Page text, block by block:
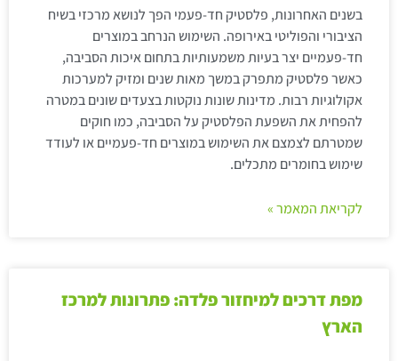
בשנים האחרונות, פלסטיק חד-פעמי הפך לנושא מרכזי בשיח
הציבורי והפוליטי באירופה. השימוש הנרחב במוצרים
חד-פעמיים יצר בעיות משמעותיות בתחום איכות הסביבה,
כאשר פלסטיק מתפרק במשך מאות שנים ומזיק למערכות
אקולוגיות רבות. מדינות שונות נוקטות בצעדים שונים במטרה
להפחית את השפעת הפלסטיק על הסביבה, כמו חוקים
שמטרתם לצמצם את השימוש במוצרים חד-פעמיים או לעודד
שימוש בחומרים מתכלים.
לקריאת המאמר »
מפת דרכים למיחזור פלדה: פתרונות למרכז
הארץ